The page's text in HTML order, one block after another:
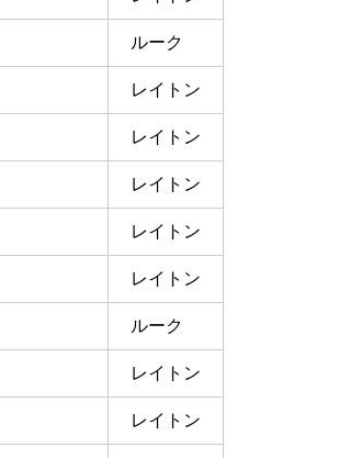
ルーク
レイトン
レイトン
レイトン
レイトン
レイトン
ルーク
レイトン
レイトン